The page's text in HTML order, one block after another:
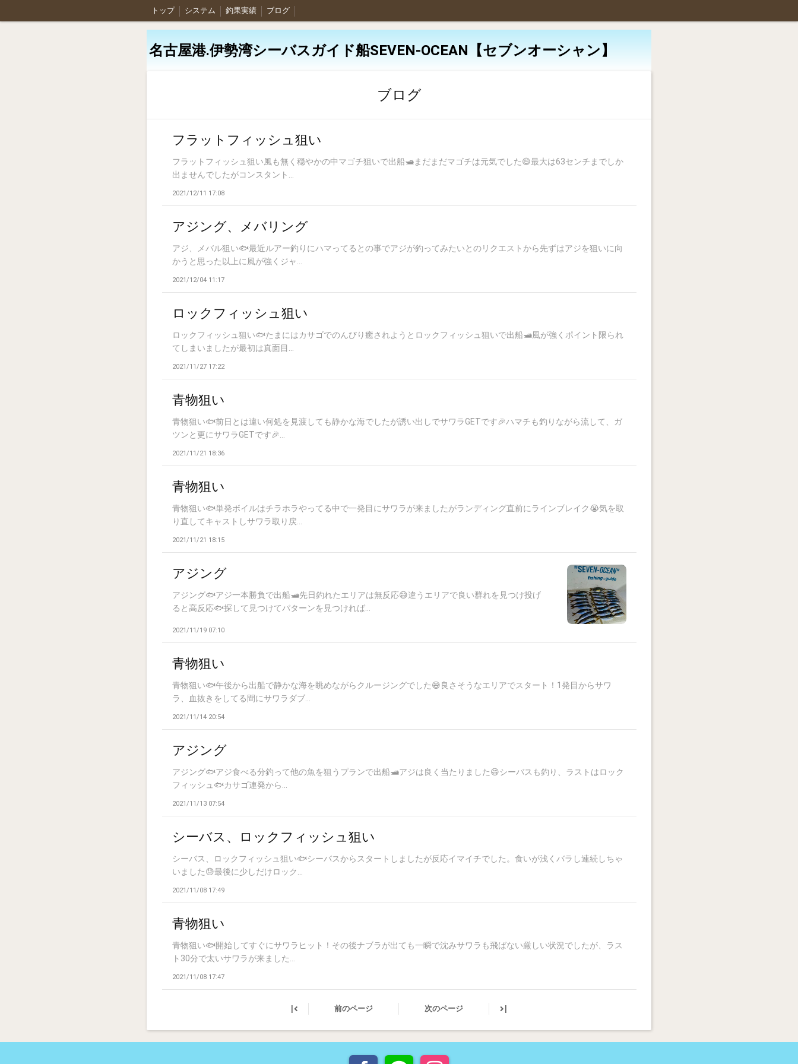
トップ システム 釣果実績 ブログ
名古屋港.伊勢湾シーバスガイド船SEVEN-OCEAN【セブンオーシャン】
ブログ
フラットフィッシュ狙い
フラットフィッシュ狙い風も無く穏やかの中マゴチ狙いで出船🛥️まだまだマゴチは元気でした😄最大は63センチまでしか
出ませんでしたがコンスタント...
2021/12/11 17:08
アジング、メバリング
アジ、メバル狙い🐟️最近ルアー釣りにハマってるとの事でアジが釣ってみたいとのリクエストから先ずはアジを狙いに向
かうと思った以上に風が強くジャ...
2021/12/04 11:17
ロックフィッシュ狙い
ロックフィッシュ狙い🐟️たまにはカサゴでのんびり癒されようとロックフィッシュ狙いで出船🛥️風が強くポイント限られ
てしまいましたが最初は真面目...
2021/11/27 17:22
青物狙い
青物狙い🐟️前日とは違い何処を見渡しても静かな海でしたが誘い出しでサワラGETです🎉ハマチも釣りながら流して、ガ
ツンと更にサワラGETです🎉...
2021/11/21 18:36
青物狙い
青物狙い🐟️単発ボイルはチラホラやってる中で一発目にサワラが来ましたがランディング直前にラインブレイク😭気を取
り直してキャストしサワラ取り戻...
2021/11/21 18:15
アジング
アジング🐟️アジ一本勝負で出船🛥️先日釣れたエリアは無反応😅違うエリアで良い群れを見つけ投げ
ると高反応🐟️探して見つけてパターンを見つければ...
2021/11/19 07:10
青物狙い
青物狙い🐟️午後から出船で静かな海を眺めながらクルージングでした😅良さそうなエリアでスタート！1発目からサワ
ラ、血抜きをしてる間にサワラダブ...
2021/11/14 20:54
アジング️
アジング🐟️アジ食べる分釣って他の魚を狙うプランで出船🛥️アジは良く当たりました😄シーバスも釣り、ラストはロック
フィッシュ🐟️カサゴ連発から...
2021/11/13 07:54
シーバス、ロックフィッシュ狙い
シーバス、ロックフィッシュ狙い🐟️シーバスからスタートしましたが反応イマイチでした。食いが浅くバラし連続しちゃ
いました😓最後に少しだけロック...
2021/11/08 17:49
青物狙い
青物狙い🐟️開始してすぐにサワラヒット！その後ナブラが出ても一瞬で沈みサワラも飛ばない厳しい状況でしたが、ラス
ト30分で太いサワラが来ました...
2021/11/08 17:47
| 前のページ 次のページ |